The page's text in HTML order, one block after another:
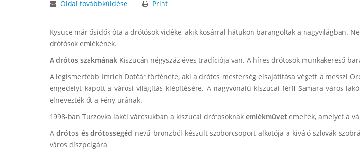
Oldal továbbküldése Print
Kysuce már ősidők óta a drótósok vidéke, akik kosárral hátukon barangoltak a nagyvilágban.
drótósok emlékének.
A drótos szakmának Kiszucán négyszáz éves tradíciója van. A híres drótosok munkakereső
A legismertebb Imrich Dotčár története, aki a drótos mesterség elsajátítása végett a messzi
engedélyt kapott a városi világítás kiépítésére. A nagyvonalú kiszucai férfi Samara város
elnevezték őt a Fény urának.
1998-ban Turzovka lakói városukban a kiszucai drótosoknak emlékművet emeltek, amelyet a
A drótos és drótossegéd nevű bronzból készült szoborcsoport alkotója a kiváló szlovák
város díszpolgára.